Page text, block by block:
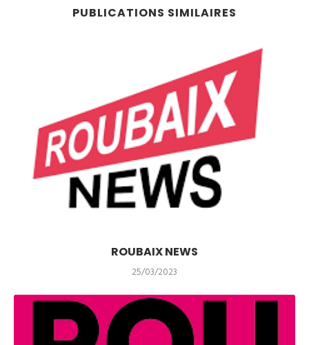
PUBLICATIONS SIMILAIRES
ROUBAIX NEWS
25/03/2023